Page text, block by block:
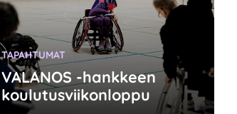
VALANOS -hankkeen
koulutusviikonloppu
KATEGORIA:
TAPAHTUMAT